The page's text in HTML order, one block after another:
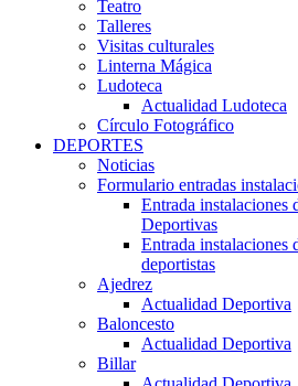
Teatro
Talleres
Visitas culturales
Linterna Mágica
Ludoteca
Actualidad Ludoteca
Círculo Fotográfico
DEPORTES
Noticias
Formulario entradas
Entrada instalaciones
Deportivas
Entrada instalaciones
deportistas
Ajedrez
Actualidad Deportiva
Baloncesto
Actualidad Deportiva
Billar